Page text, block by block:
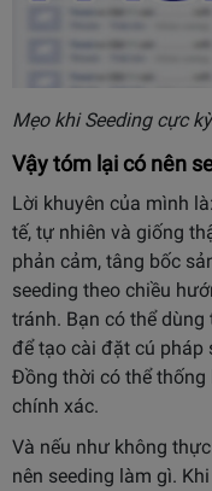
Mẹo khi Seeding cực
Vậy tóm lại có nên
Lời khuyên của mình
tế, tự nhiên và giống
phản cảm, tâng bốc
seeding theo chiều
tránh. Bạn có thể dùng
để tạo cài đặt cú pháp
Đồng thời có thể thống
chính xác.
Và nếu như không
nên seeding làm gì.